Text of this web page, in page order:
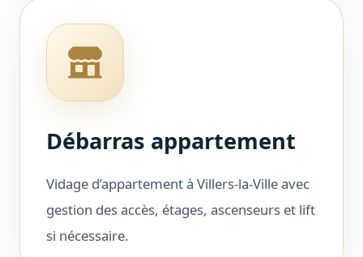
Débarras appartement
Vidage d’appartement à Villers-la-Ville avec
gestion des accès, étages, ascenseurs et lift
si nécessaire.